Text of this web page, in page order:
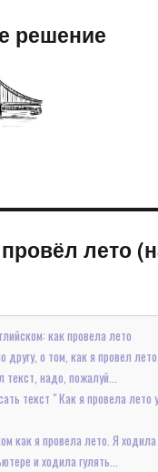
решение
лето
как провела лето
другу, о том, как я провел
текст, надо, пожалуй...
текст " Как я провела лето
как я провела лето. Я
и ходила гулять...